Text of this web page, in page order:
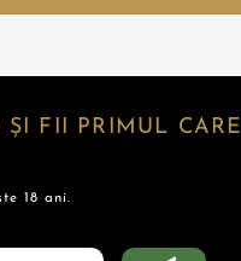
FII PRIMUL CARE
18 ani.